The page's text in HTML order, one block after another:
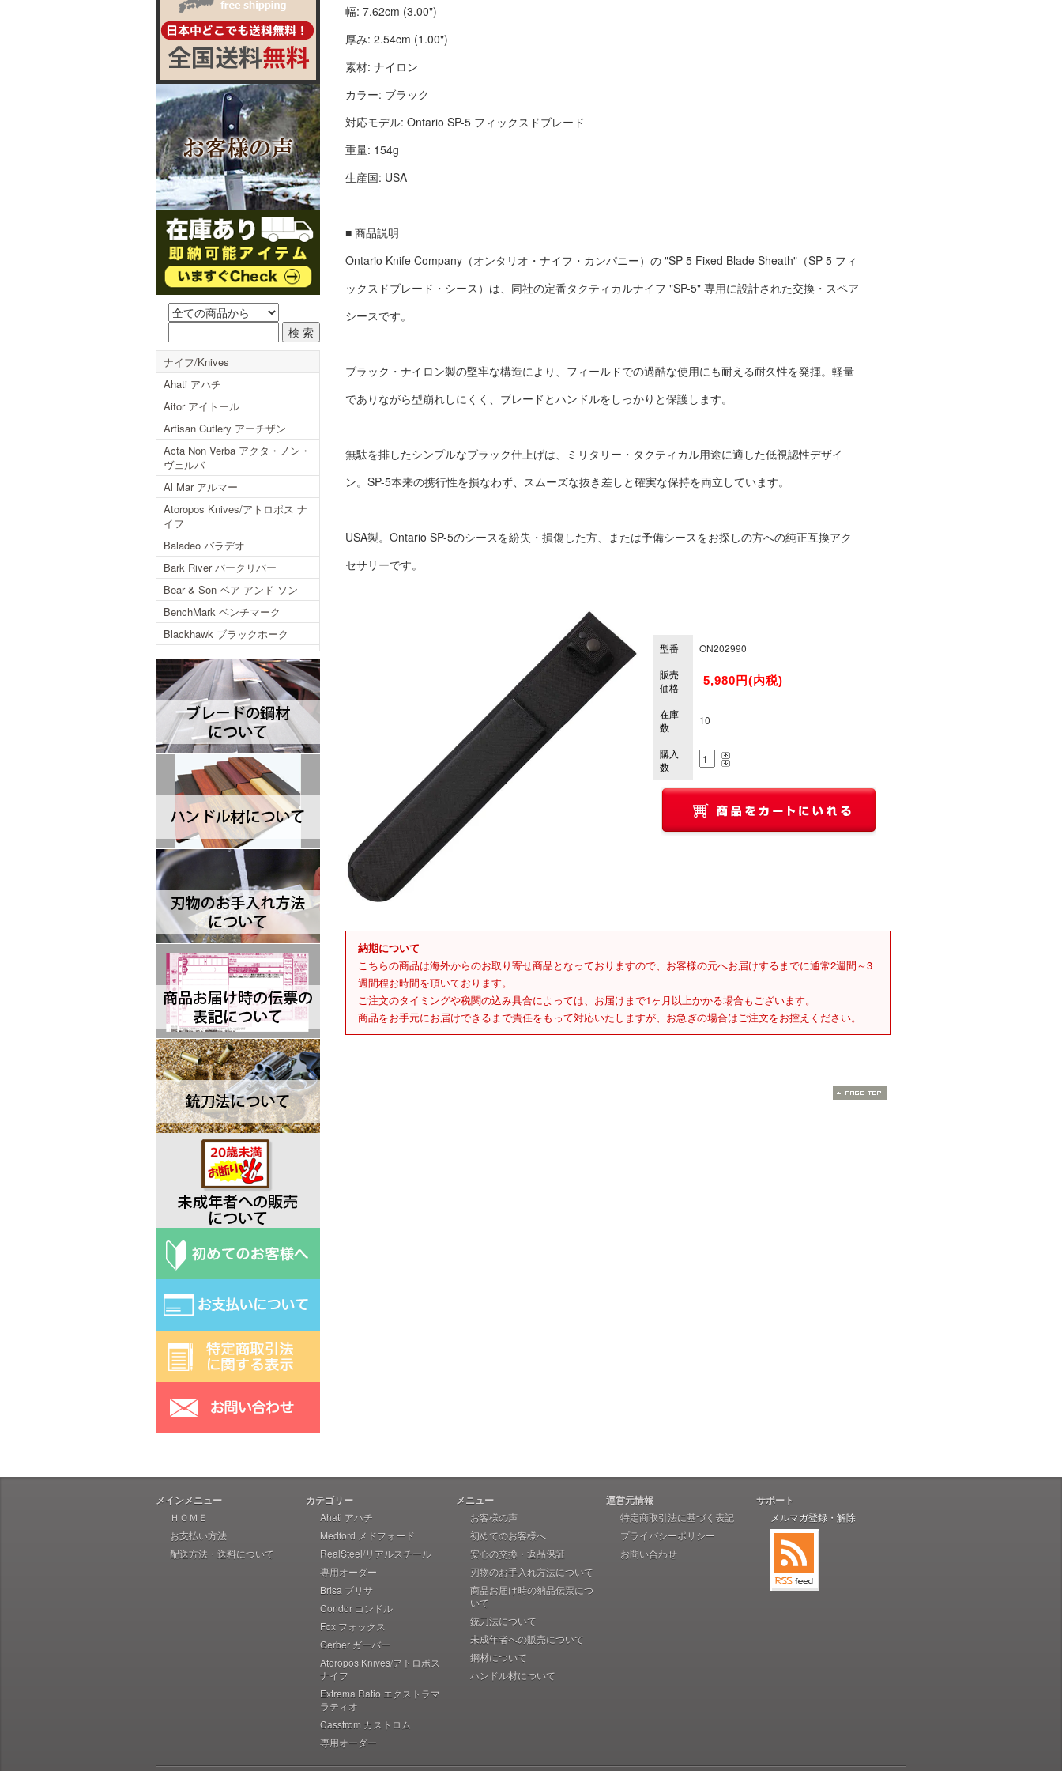
幅: 7.62cm (3.00")
厚み: 2.54cm (1.00")
素材: ナイロン
カラー: ブラック
対応モデル: Ontario SP-5 フィックスドブレード
重量: 154g
生産国: USA
■ 商品説明
Ontario Knife Company（オンタリオ・ナイフ・カンパニー）の "SP-5 Fixed Blade Sheath"（SP-5 フィ
ックスドブレード・シース）は、同社の定番タクティカルナイフ "SP-5" 専用に設計された交換・スペア
シースです。
ブラック・ナイロン製の堅牢な構造により、フィールドでの過酷な使用にも耐える耐久性を発揮。軽量
でありながら型崩れしにくく、ブレードとハンドルをしっかりと保護します。
無駄を排したシンプルなブラック仕上げは、ミリタリー・タクティカル用途に適した低視認性デザイ
ン。SP-5本来の携行性を損なわず、スムーズな抜き差しと確実な保持を両立しています。
USA製。Ontario SP-5のシースを紛失・損傷した方、または予備シースをお探しの方への純正互換アク
セサリーです。
型番
ON202990
販売
価格
5,980円(内税)
在庫
数
10
購入
数
納期について
こちらの商品は海外からのお取り寄せ商品となっておりますので、お客様の元へお届けするまでに通常2週間～3
週間程お時間を頂いております。
ご注文のタイミングや税関の込み具合によっては、お届けまで1ヶ月以上かかる場合もございます。
商品をお手元にお届けできるまで責任をもって対応いたしますが、お急ぎの場合はご注文をお控えください。
ナイフ/Knives
Ahati アハチ
Aitor アイトール
Artisan Cutlery アーチザン
Acta Non Verba アクタ・ノン・
ヴェルバ
Al Mar アルマー
Atoropos Knives/アトロポス ナ
イフ
Baladeo バラデオ
Bark River バークリバー
Bear & Son ベア アンド ソン
BenchMark ベンチマーク
Blackhawk ブラックホーク
Blackjack ブラックジャック
Blackjack International ブラック
ジャックインターナショナル
Brisa ブリサ
BRK Designed by ESEE ブルリ
ッジナイフデザイン エスイー
Browning ブローニング
Buck バック
Camillus カミラス
Casstrom カストロム
CIVIVI シビビ
Bastinelli Creations バスティネ
リ
Cold Steel コールドスチール
Coleman コールマン
Condor コンドル
CRKT シーアールケーティ
CJRB シージェイアールビー
Cudeman ク―ドマン
Dawson ドーソン
Deejo ディージョ
EKA エカ
Elk Ridge エルクリッジ
ESEE エスイー
Exotac エクソタック
Fred Perrin フレッド・ペラン
Fobos Knives フォボス
Extrema Ratio エクストラマ ラ
ティオ
Fallkniven ファルクニーベン
Gerber ガーバー
Halfbreed Blades ハーフブリー
ドブレード
Hibben ヒビン
Hogue ホーグ
Heretic Knives ヘレティック
Imperial Schrade インペリアル
シュレード
Ka-Bar ケーバー
Ka-Bar Becker ケーバー ベッカ
ー
メインメニュー
ＨＯＭＥ
お支払い方法
配送方法・送料について
カテゴリー
Ahati アハチ
Medford メドフォード
RealSteel/リアルスチール
専用オーダー
Brisa ブリサ
Condor コンドル
Fox フォックス
Gerber ガーバー
Atoropos Knives/アトロポス
ナイフ
Extrema Ratio エクストラマ
ラティオ
Casstrom カストロム
専用オーダー
メニュー
お客様の声
初めてのお客様へ
安心の交換・返品保証
刃物のお手入れ方法について
商品お届け時の納品伝票につ
いて
銃刀法について
未成年者への販売について
鋼材について
ハンドル材について
運営元情報
特定商取引法に基づく表記
プライバシーポリシー
お問い合わせ
サポート
メルマガ登録・解除